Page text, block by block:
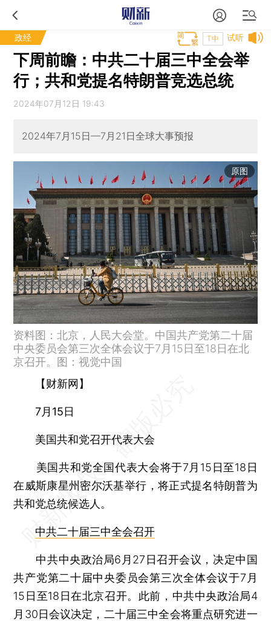
政经 试听
T中
下周前瞻：中共二十届三中全会举
行；共和党提名特朗普竞选总统
2024年07月12日 19:43
2024年7月15日—7月21日全球大事预报
原图
资料图：北京，人民大会堂。中国共产党第二十届
中央委员会第三次全体会议于7月15日至18日在北
京召开。图：视觉中国
【财新网】
7月15日
美国共和党召开代表大会
美国共和党全国代表大会将于7月15日至18日
在威斯康星州密尔沃基举行，将正式提名特朗普为
共和党总统候选人。
中共二十届三中全会召开
中共中央政治局6月27日召开会议，决定中国
共产党第二十届中央委员会第三次全体会议于7月
15日至18日在北京召开。此前，中共中央政治局4
月30日会议决定，二十届三中全会将重点研究进一